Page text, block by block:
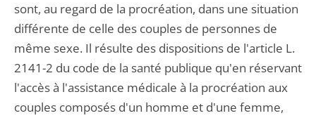
sont, au regard de la procréation, dans une situation
différente de celle des couples de personnes de
même sexe. Il résulte des dispositions de l'article L.
2141-2 du code de la santé publique qu'en réservant
l'accès à l'assistance médicale à la procréation aux
couples composés d'un homme et d'une femme,